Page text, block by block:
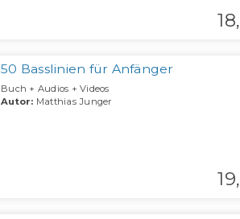
18,
50 Basslinien für Anfänger
Buch + Audios + Videos
Autor: Matthias Junger
19,